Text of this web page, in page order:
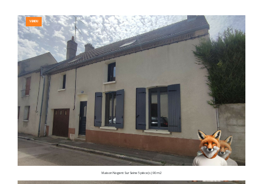
VENDU
Maison Nogent Sur Seine 5 pièce(s) 90 m2